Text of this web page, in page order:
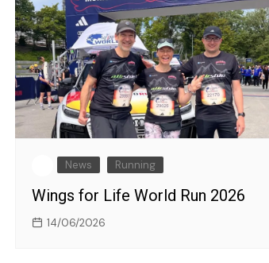
News Running
Wings for Life World Run 2026
14/06/2026